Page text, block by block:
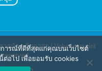
สมัคร จิตอาสา | Volunteerspirit
reserved.
การณ์ที่ดีที่สุดแก่คุณบนเว็บไซต์
ต่อไป เพื่อยอมรับ cookies